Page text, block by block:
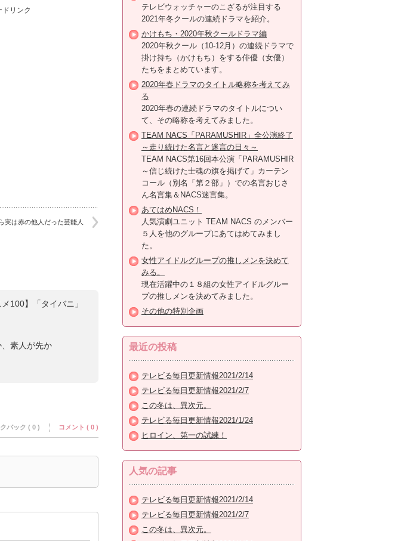
ドリンク
実は赤の他人だった芸能人
メ100】「タイバニ」
素人が先か
クバック ( 0 ) コメント ( 0 )
テレビウォッチャーのこざるが注目する
2021年冬クールの連続ドラマを紹介。
かけもち・2020年秋クールドラマ編
2020年秋クール（10-12月）の連続ドラマで
掛け持ち（かけもち）をする俳優（女優）
たちをまとめています。
2020年春ドラマのタイトル略称を考えてみ
る
2020年春の連続ドラマのタイトルについ
て、その略称を考えてみました。
TEAM NACS「PARAMUSHIR」全公演終了
～走り続けた名言と迷言の日々～
TEAM NACS第16回本公演「PARAMUSHIR
～信じ続けた士魂の旗を掲げて」カーテン
コール（別名「第２部」）での名言おじさ
ん名言集＆NACS迷言集。
あてはめNACS！
人気演劇ユニット TEAM NACS のメンバー
５人を他のグループにあてはめてみまし
た。
女性アイドルグループの推しメンを決めて
みる。
現在活躍中の１８組の女性アイドルグルー
プの推しメンを決めてみました。
その他の特別企画
最近の投稿
テレビる毎日更新情報2021/2/14
テレビる毎日更新情報2021/2/7
この冬は、異次元。
テレビる毎日更新情報2021/1/24
ヒロイン、第一の試練！
人気の記事
テレビる毎日更新情報2021/2/14
テレビる毎日更新情報2021/2/7
この冬は、異次元。